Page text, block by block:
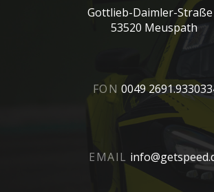
Gottlieb-Daimler-Straße
53520 Meuspath
FON 0049
EMAIL